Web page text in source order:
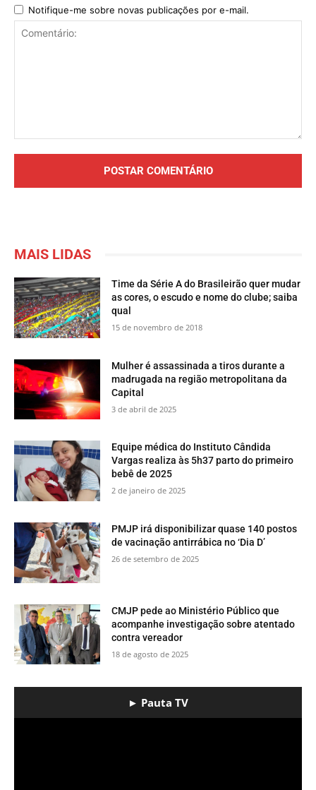
Notifique-me sobre novas publicações por e-mail.
MAIS LIDAS
Time da Série A do Brasileirão quer mudar
as cores, o escudo e nome do clube; saiba
qual
15 de novembro de 2018
Mulher é assassinada a tiros durante a
madrugada na região metropolitana da
Capital
3 de abril de 2025
Equipe médica do Instituto Cândida
Vargas realiza às 5h37 parto do primeiro
bebê de 2025
2 de janeiro de 2025
PMJP irá disponibilizar quase 140 postos
de vacinação antirrábica no ‘Dia D’
26 de setembro de 2025
CMJP pede ao Ministério Público que
acompanhe investigação sobre atentado
contra vereador
18 de agosto de 2025
► Pauta TV